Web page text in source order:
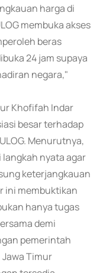
harga di
membuka akses
beras
24 jam supaya
negara,"
Khofifah Indar
besar terhadap
Menurutnya,
nyata agar
keterjangkauan
ini membuktikan
hanya tugas
demi
pemerintah
Timur